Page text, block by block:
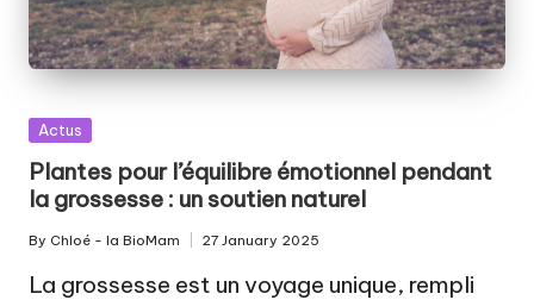
Posted
Actus
Plantes pour l’équilibre émotionnel pendant
la grossesse : un soutien naturel
Posted
by
By Chloé - la BioMam 27 January 2025
La grossesse est un voyage unique, rempli